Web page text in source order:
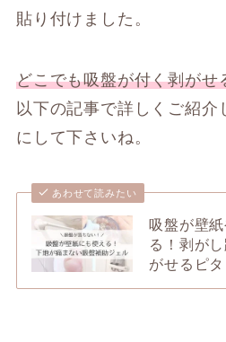
貼り付けました。
どこでも吸盤が付く剥がせ
以下の記事で詳しくご紹介
にして下さいね。
あわせて読みたい
吸盤が壁
る！剥が
がせるピ